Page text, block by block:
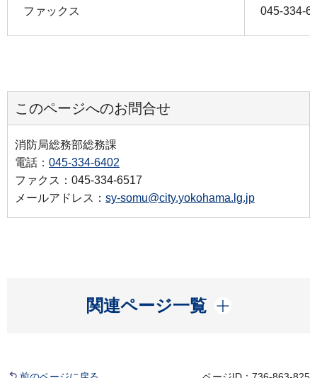
ファックス 045-334-
このページへのお問合せ
消防局総務部総務課
電話： 045-334-6402
ファクス：045-334-6517
メールアドレス： sy-somu@city.yokohama.lg.jp
関連ページ一覧
開く